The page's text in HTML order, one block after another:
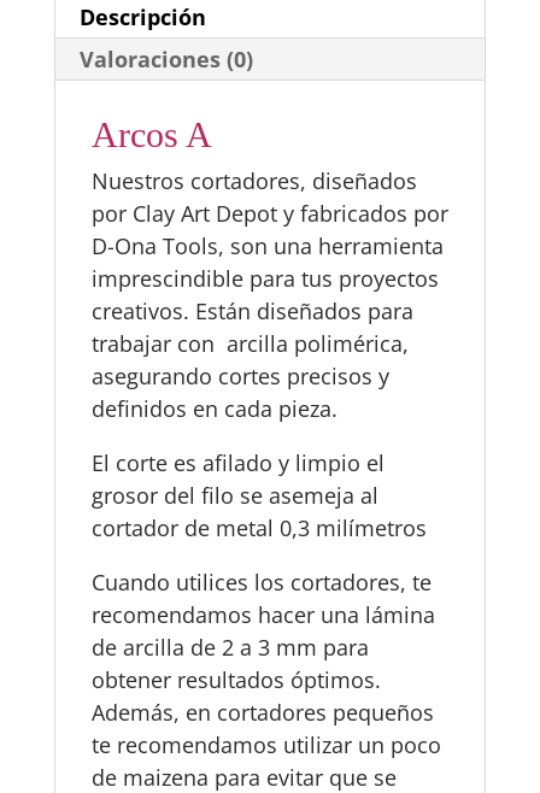
Descripción
Valoraciones (0)
Arcos A
Nuestros cortadores, diseñados
por Clay Art Depot y fabricados por
D-Ona Tools, son una herramienta
imprescindible para tus proyectos
creativos. Están diseñados para
trabajar con arcilla polimérica,
asegurando cortes precisos y
definidos en cada pieza.
El corte es afilado y limpio el
grosor del filo se asemeja al
cortador de metal 0,3 milímetros
Cuando utilices los cortadores, te
recomendamos hacer una lámina
de arcilla de 2 a 3 mm para
obtener resultados óptimos.
Además, en cortadores pequeños
te recomendamos utilizar un poco
de maizena para evitar que se